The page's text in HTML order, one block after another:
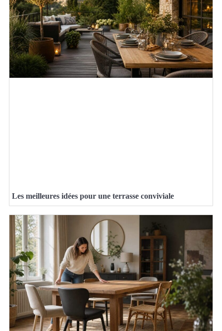
Les meilleures idées pour une terrasse conviviale